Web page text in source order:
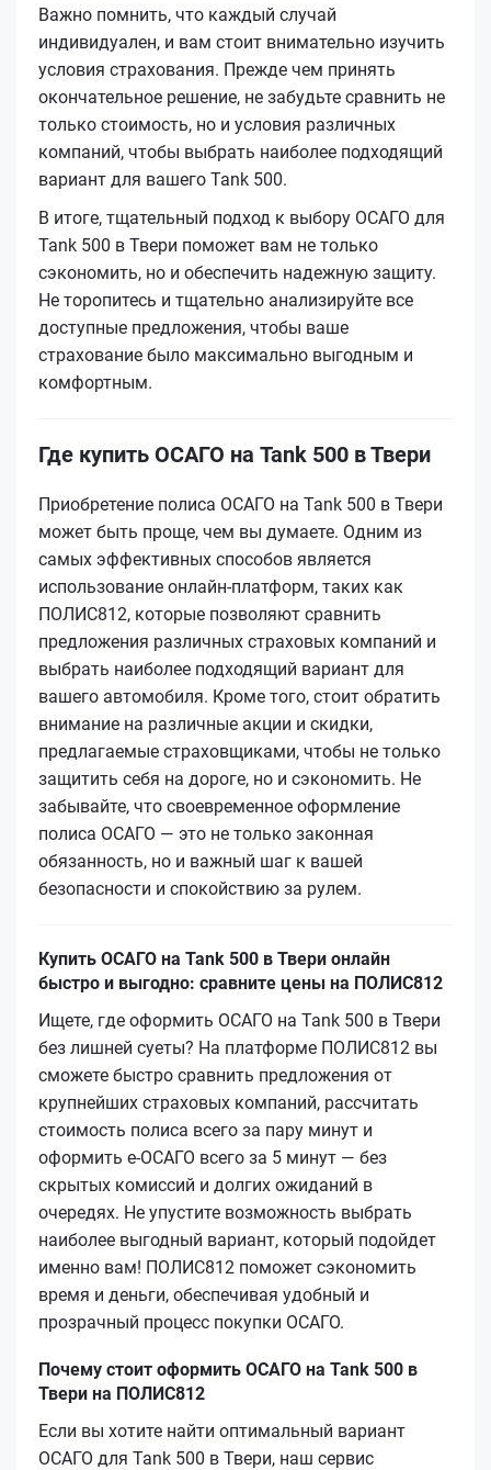
Важно помнить, что каждый случай
индивидуален, и вам стоит внимательно изучить
условия страхования. Прежде чем принять
окончательное решение, не забудьте сравнить не
только стоимость, но и условия различных
компаний, чтобы выбрать наиболее подходящий
вариант для вашего Tank 500.
В итоге, тщательный подход к выбору ОСАГО для
Tank 500 в Твери поможет вам не только
сэкономить, но и обеспечить надежную защиту.
Не торопитесь и тщательно анализируйте все
доступные предложения, чтобы ваше
страхование было максимально выгодным и
комфортным.
Где купить ОСАГО на Tank 500 в Твери
Приобретение полиса ОСАГО на Tank 500 в Твери
может быть проще, чем вы думаете. Одним из
самых эффективных способов является
использование онлайн-платформ, таких как
ПОЛИС812, которые позволяют сравнить
предложения различных страховых компаний и
выбрать наиболее подходящий вариант для
вашего автомобиля. Кроме того, стоит обратить
внимание на различные акции и скидки,
предлагаемые страховщиками, чтобы не только
защитить себя на дороге, но и сэкономить. Не
забывайте, что своевременное оформление
полиса ОСАГО — это не только законная
обязанность, но и важный шаг к вашей
безопасности и спокойствию за рулем.
Купить ОСАГО на Tank 500 в Твери онлайн
быстро и выгодно: сравните цены на ПОЛИС812
Ищете, где оформить ОСАГО на Tank 500 в Твери
без лишней суеты? На платформе ПОЛИС812 вы
сможете быстро сравнить предложения от
крупнейших страховых компаний, рассчитать
стоимость полиса всего за пару минут и
оформить е-ОСАГО всего за 5 минут — без
скрытых комиссий и долгих ожиданий в
очередях. Не упустите возможность выбрать
наиболее выгодный вариант, который подойдет
именно вам! ПОЛИС812 поможет сэкономить
время и деньги, обеспечивая удобный и
прозрачный процесс покупки ОСАГО.
Почему стоит оформить ОСАГО на Tank 500 в
Твери на ПОЛИС812
Если вы хотите найти оптимальный вариант
ОСАГО для Tank 500 в Твери, наш сервис